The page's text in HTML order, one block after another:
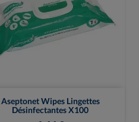
Aseptonet Wipes Lingettes
Désinfectantes X100
Vue rapide